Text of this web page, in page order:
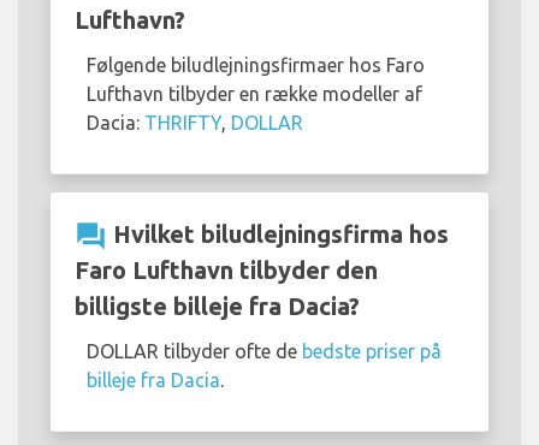
Lufthavn?
Følgende biludlejningsfirmaer hos Faro
Lufthavn tilbyder en række modeller af
Dacia: THRIFTY, DOLLAR
question_answer Hvilket biludlejningsfirma hos
Faro Lufthavn tilbyder den
billigste billeje fra Dacia?
DOLLAR tilbyder ofte de bedste priser på
billeje fra Dacia.